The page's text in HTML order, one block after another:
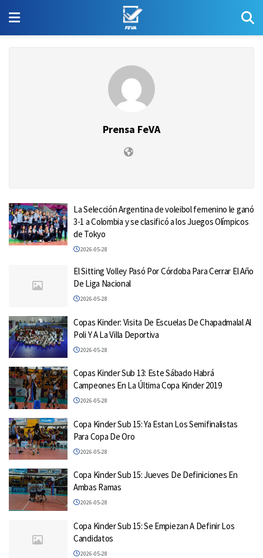
Prensa FeVA
La Selección Argentina de voleibol femenino le ganó
3-1 a Colombia y se clasificó a los Juegos Olímpicos
de Tokyo
2026-05-28
El Sitting Volley Pasó Por Córdoba Para Cerrar El Año
De Liga Nacional
2026-05-28
Copas Kinder: Visita De Escuelas De Chapadmalal Al
Poli Y A La Villa Deportiva
2026-05-28
Copas Kinder Sub 13: Este Sábado Habrá
Campeones En La Última Copa Kinder 2019
2026-05-28
Copa Kinder Sub 15: Ya Estan Los Semifinalistas
Para Copa De Oro
2026-05-28
Copa Kinder Sub 15: Jueves De Definiciones En
Ambas Ramas
2026-05-28
Copa Kinder Sub 15: Se Empiezan A Definir Los
Candidatos
2026-05-28